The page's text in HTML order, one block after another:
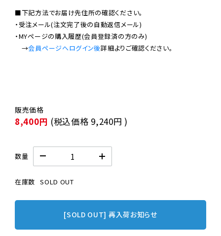
■下記方法でお届け先住所の確認ください。
・受注メール(注文完了後の自動返信メール)
・MYページの購入履歴(会員登録済の方のみ)
→会員ページへログイン後
8,400円 (税込価格 9,240円 )
数量
在庫数 SOLD OUT
[SOLD OUT] 再入荷お知らせ